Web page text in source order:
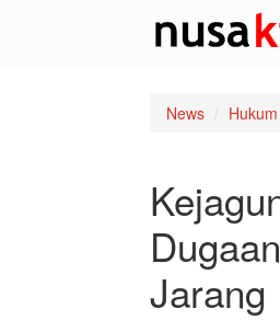
News Hukum
Jarang